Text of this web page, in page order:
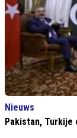
Nieuws
Pakistan, Turkije